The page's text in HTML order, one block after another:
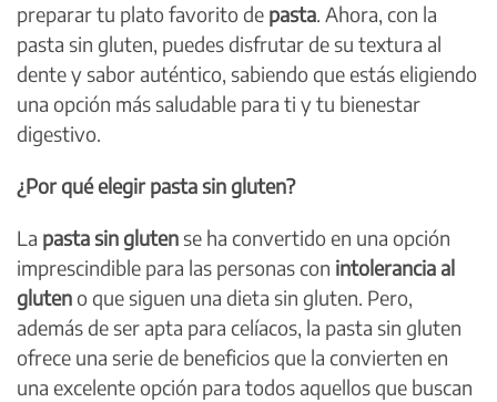
preparar tu plato favorito de pasta. Ahora, con la
pasta sin gluten, puedes disfrutar de su textura al
dente y sabor auténtico, sabiendo que estás eligiendo
una opción más saludable para ti y tu bienestar
digestivo.
¿Por qué elegir pasta sin gluten?
La pasta sin gluten se ha convertido en una opción
imprescindible para las personas con intolerancia al
gluten o que siguen una dieta sin gluten. Pero,
además de ser apta para celíacos, la pasta sin gluten
ofrece una serie de beneficios que la convierten en
una excelente opción para todos aquellos que buscan